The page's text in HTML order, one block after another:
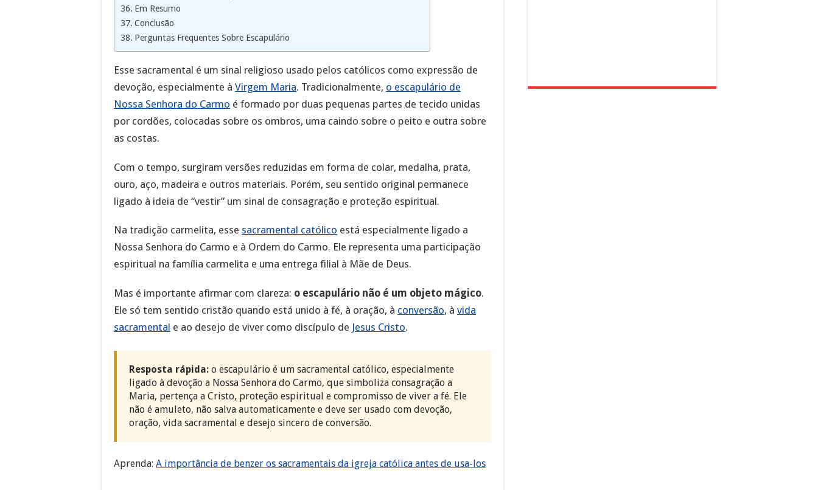
Em Resumo
Conclusão
Perguntas Frequentes Sobre Escapulário
Esse sacramental é um sinal religioso usado pelos católicos como expressão de
devoção, especialmente à Virgem Maria. Tradicionalmente, o escapulário de
Nossa Senhora do Carmo é formado por duas pequenas partes de tecido unidas
por cordões, colocadas sobre os ombros, uma caindo sobre o peito e outra sobre
as costas.
Com o tempo, surgiram versões reduzidas em forma de colar, medalha, prata,
ouro, aço, madeira e outros materiais. Porém, seu sentido original permanece
ligado à ideia de “vestir” um sinal de consagração e proteção espiritual.
Na tradição carmelita, esse sacramental católico está especialmente ligado a
Nossa Senhora do Carmo e à Ordem do Carmo. Ele representa uma participação
espiritual na família carmelita e uma entrega filial à Mãe de Deus.
Mas é importante afirmar com clareza: o escapulário não é um objeto mágico.
Ele só tem sentido cristão quando está unido à fé, à oração, à conversão, à vida
sacramental e ao desejo de viver como discípulo de Jesus Cristo.
Resposta rápida: o escapulário é um sacramental católico, especialmente
ligado à devoção a Nossa Senhora do Carmo, que simboliza consagração a
Maria, pertença a Cristo, proteção espiritual e compromisso de viver a fé. Ele
não é amuleto, não salva automaticamente e deve ser usado com devoção,
oração, vida sacramental e desejo sincero de conversão.
Aprenda: A importância de benzer os sacramentais da igreja católica antes de usa-los